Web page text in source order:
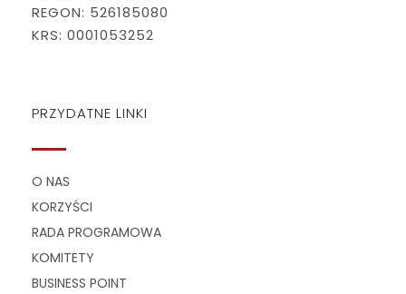
REGON: 526185080
KRS: 0001053252
PRZYDATNE LINKI
O NAS
KORZYŚCI
RADA PROGRAMOWA
KOMITETY
BUSINESS POINT